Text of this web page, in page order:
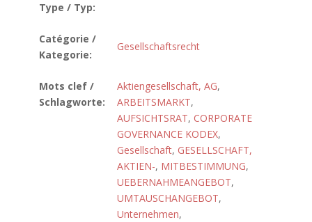
Type / Typ:
Catégorie /
Kategorie:
Gesellschaftsrecht
Mots clef /
Schlagworte:
Aktiengesellschaft, AG,
ARBEITSMARKT,
AUFSICHTSRAT, CORPORATE
GOVERNANCE KODEX,
Gesellschaft, GESELLSCHAFT,
AKTIEN-, MITBESTIMMUNG,
UEBERNAHMEANGEBOT,
UMTAUSCHANGEBOT,
Unternehmen,